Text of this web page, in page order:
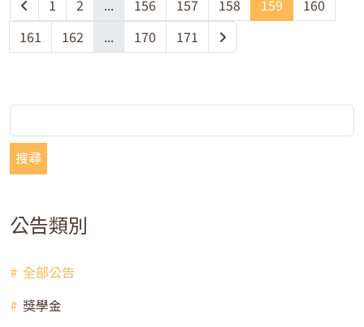
1 2 ... 156 157 158 159
160
161
162 ... 170 171
搜尋
公告類別
全部公告
獎學金